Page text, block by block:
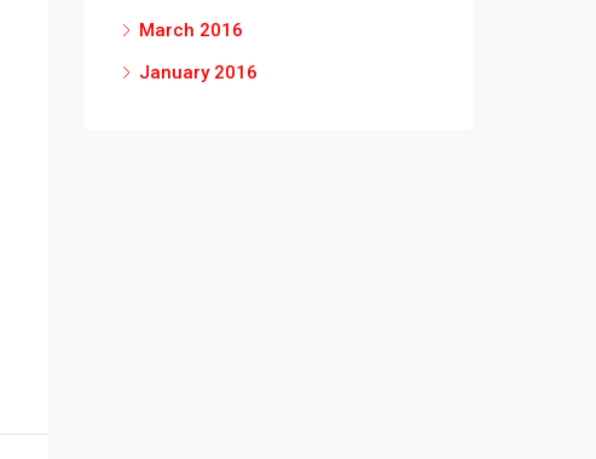
March 2016
January 2016